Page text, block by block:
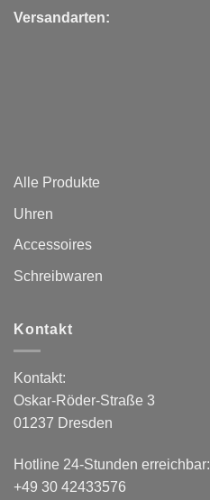
Versandarten:
Alle Produkte
Uhren
Accessoires
Schreibwaren
Kontakt
Kontakt:
Oskar-Röder-Straße 3
01237 Dresden
Hotline 24-Stunden erreichbar:
+49 30 42433576